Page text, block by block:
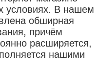
условиях. В нашем
обширная
причём
расширяется,
нашими